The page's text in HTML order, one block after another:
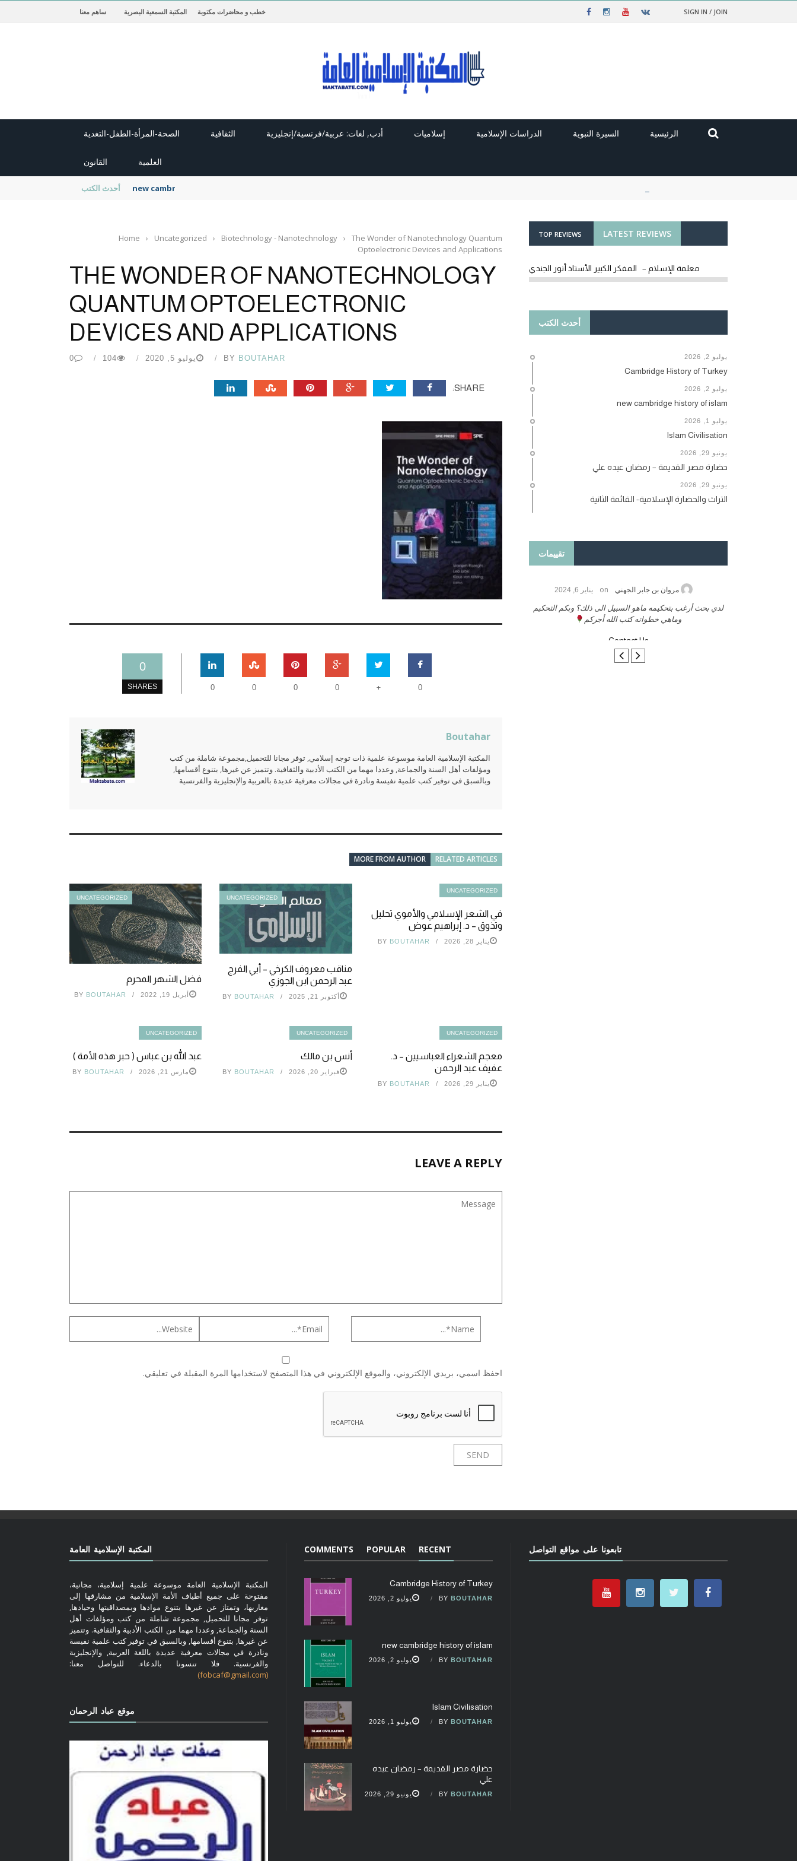
SIGN IN / JOIN خطب و محاضرات مكتوبة المكتبة السمعية البصرية ساهم معنا
الرئيسية السيرة النبوية الدراسات الإسلامية إسلاميات أدب, لغات: عربية/فرنسية/إنجليزية الثقافية الصحة-المرأة-الطفل-التغدية
العلمية القانون
أحدث الكتب new cambridge history of islam
Home › Uncategorized › Biotechnology - Nanotechnology ›
The Wonder of Nanotechnology Quantum
Optoelectronic Devices and Applications
THE WONDER OF NANOTECHNOLOGY
QUANTUM OPTOELECTRONIC
DEVICES AND APPLICATIONS
BY BOUTAHAR يوليو 5, 2020 104
0
SHARE:
0
SHARES 0
+
0
0
0
0
Boutahar
المكتبة الإسلامية العامة موسوعة علمية ذات توجه إسلامي, توفر مجانا للتحميل,مجموعة شاملة من كتب
ومؤلفات أهل السنة والجماعة, وعددا مهما من الكتب الأدبية والثقافية. وتتميز عن غيرها, بتنوع أقسامها,
وبالسبق في توفير كتب علمية نفيسة ونادرة في مجالات معرفية عديدة بالعربية والإنجليزية والفرنسية
RELATED ARTICLES
MORE FROM AUTHOR
UNCATEGORIZED
فضل الشهر المحرم
أبريل 19, 2022 BY BOUTAHAR
UNCATEGORIZED
مناقب معروف الكرخي – أبي الفرج
عبد الرحمن ابن الجوزي
أكتوبر 21, 2025 BY BOUTAHAR
UNCATEGORIZED
في الشعر الإسلامي والأموي تحليل
وتذوق – د. إبراهيم عوض
يناير 28, 2026 BY BOUTAHAR
UNCATEGORIZED
عبد الله بن عباس ( حبر هذه الأمة )
مارس 21, 2026 BY BOUTAHAR
UNCATEGORIZED
أنس بن مالك
فبراير 20, 2026 BY BOUTAHAR
UNCATEGORIZED
معجم الشعراء العباسيين – د.
عفيف عبد الرحمن
يناير 29, 2026 BY BOUTAHAR
LEAVE A REPLY
احفظ اسمي، بريدي الإلكتروني، والموقع الإلكتروني في هذا المتصفح لاستخدامها المرة المقبلة في تعليقي.
LATEST REVIEWS
TOP REVIEWS
معلمة الإسلام – المفكر الكبير الأستاذ أنور الجندي
أحدث الكتب
يوليو 2, 2026
Cambridge History of Turkey
يوليو 2, 2026
new cambridge history of islam
يوليو 1, 2026
Islam Civilisation
يونيو 29, 2026
حضارة مصر القديمة – رمضان عبده علي
يونيو 29, 2026
التراث والحضارة الإسلامية- القائمة الثانية
تقييمات
مروان بن جابر الجهني on يناير 6, 2024
لدي بحث أرغب بتحكيمه ماهو السبيل الى ذلك؟ وبكم التحكيم
وماهي خطواته كتب الله أجركم
Contact Us
المكتبة الإسلامية العامة
المكتبة الإسلامية العامة موسوعة علمية إسلامية، مجانية،
مفتوحة على جميع أطياف الأمة الإسلامية من مشارقها إلى
مغاربها، وتمتاز عن غيرها بتنوع موادها وبمصداقيتها وحيادها,
توفر مجانا للتحميل, مجموعة شاملة من كتب ومؤلفات أهل
السنة والجماعة, وعددا مهما من الكتب الأدبية والثقافية. وتتميز
عن غيرها, بتنوع أقسامها, وبالسبق في توفير كتب علمية نفيسة
ونادرة في مجالات معرفية عديدة باللغة العربية, والإنجليزية
والفرنسية. فلا تنسونا بالدعاء. للتواصل معنا:
(fobcaf@gmail.com)
موقع عباد الرحمان
RECENT
POPULAR
COMMENTS
Cambridge History of Turkey
BY BOUTAHAR يوليو 2, 2026
new cambridge history of islam
BY BOUTAHAR يوليو 2, 2026
Islam Civilisation
BY BOUTAHAR يوليو 1, 2026
حضارة مصر القديمة – رمضان عبده
علي
BY BOUTAHAR يونيو 29, 2026
تابعونا على مواقع التواصل